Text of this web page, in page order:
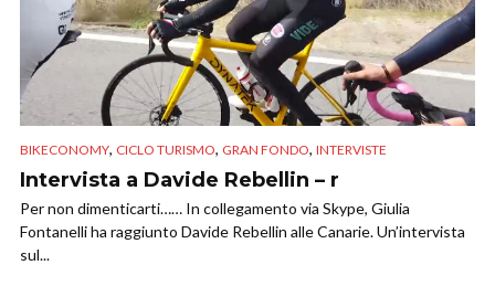
BIKECONOMY, CICLO TURISMO, GRAN FONDO, INTERVISTE
Intervista a Davide Rebellin – r
Per non dimenticarti…… In collegamento via Skype, Giulia
Fontanelli ha raggiunto Davide Rebellin alle Canarie. Un’intervista
sul...